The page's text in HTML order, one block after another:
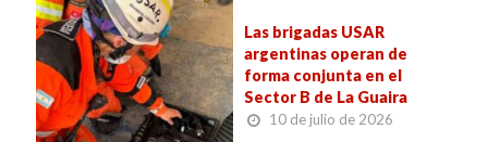
Las brigadas USAR
argentinas operan de
forma conjunta en el
Sector B de La Guaira
10 de julio de 2026